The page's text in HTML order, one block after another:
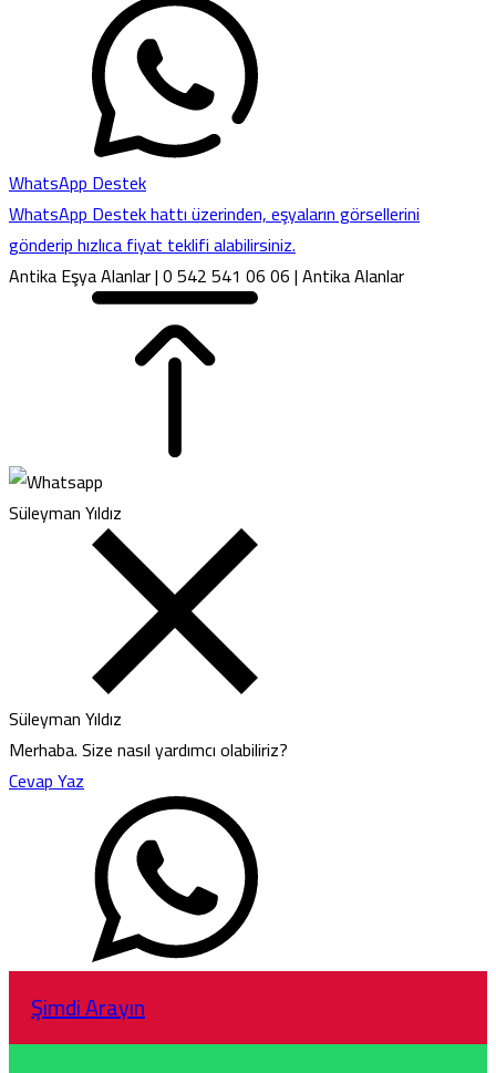
WhatsApp Destek
WhatsApp Destek hattı üzerinden, eşyaların görsellerini
gönderip hızlıca fiyat teklifi alabilirsiniz.
Antika Eşya Alanlar | 0 542 541 06 06 | Antika Alanlar
Süleyman Yıldız
Süleyman Yıldız
Merhaba. Size nasıl yardımcı olabiliriz?
Cevap Yaz
Şimdi Arayın